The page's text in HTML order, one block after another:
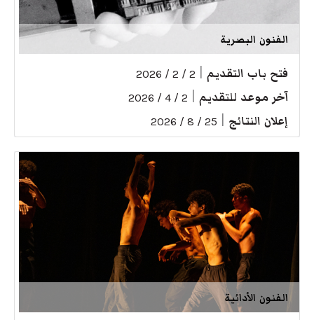
الفنون البصرية
فتح باب التقديم 2 / 2 / 2026
آخر موعد للتقديم 2 / 4 / 2026
إعلان النتائج 25 / 8 / 2026
الفنون الأدائية